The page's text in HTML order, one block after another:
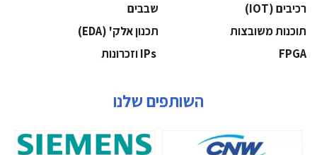
‫רכיבים‬ (IOT)
‫שבבים‬
‫תוכנות משובצות‬
‫תכנון אלק' (‪(EDA‬‬
‫‪FPGA‬‬
השותפים שלנו